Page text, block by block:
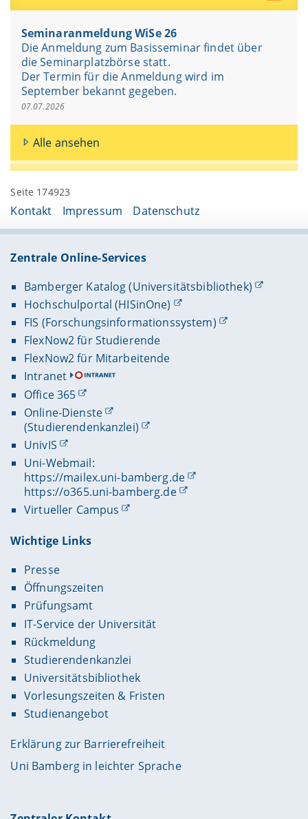
Für die Äquivalenzprüfung sind aussagekräftige
Nachweise erforderlich, die als PDF-Dateien
hochgeladen werden müssen.
Nach Prüfung der Unterlagen erstellt die
Fachstudienberatung eine Empfehlung, die an
den Prüfungsausschuss weitergeleitet wird.
Seminaranmeldung WiSe 26
Die Anmeldung zum Basisseminar findet über
die Seminarplatzbörse statt.
Der Termin für die Anmeldung wird im
September bekannt gegeben.
07.07.2026
Alle ansehen
Seite 174923
Kontakt Impressum Datenschutz
Zentrale Online-Services
Bamberger Katalog (Universitätsbibliothek)
Hochschulportal (HISinOne)
FIS (Forschungsinformationssystem)
FlexNow2 für Studierende
FlexNow2 für Mitarbeitende
Intranet
Office 365
Online-Dienste
(Studierendenkanzlei)
UnivIS
Uni-Webmail:
https://mailex.uni-bamberg.de
https://o365.uni-bamberg.de
Virtueller Campus
Wichtige Links
Presse
Öffnungszeiten
Prüfungsamt
IT-Service der Universität
Rückmeldung
Studierendenkanzlei
Universitätsbibliothek
Vorlesungszeiten & Fristen
Studienangebot
Erklärung zur Barrierefreiheit
Uni Bamberg in leichter Sprache